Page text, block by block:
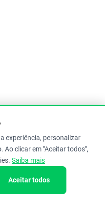
experiência, personalizar
clicar em "Aceitar todos",
Saiba mais
Aceitar todos